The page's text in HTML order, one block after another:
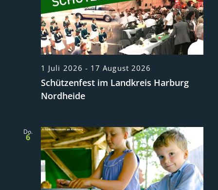
1 Juli 2026 - 17 August 2026
Schützenfest im Landkreis Harburg
Nordheide
Do.
6